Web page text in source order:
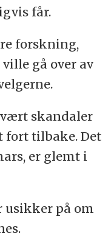
får.
forskning,
gå over av
skandaler
fort tilbake. Det
er glemt i
usikker på om